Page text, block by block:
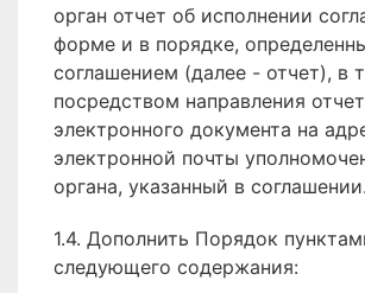
орган отчет об исполнении
форме и в порядке,
соглашением (далее - отчет), в
посредством направления
электронного документа на
электронной почты
органа, указанный в
1.4. Дополнить Порядок
следующего содержания: